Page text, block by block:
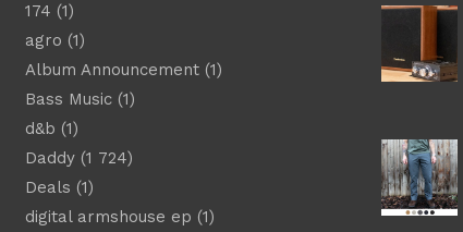
174 (1)
agro (1)
Album Announcement(1)
Bass Music(1)
d&b (1)
Daddy(1 724)
Deals (1)
digital armshouse ep (1)